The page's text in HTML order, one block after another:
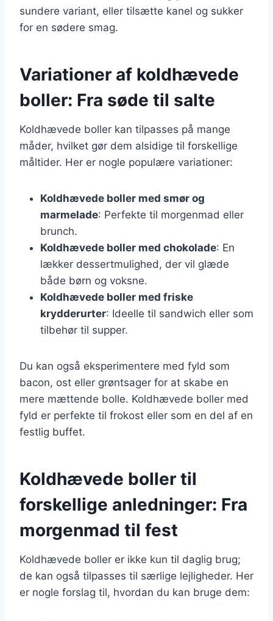
sundere variant, eller tilsætte kanel og sukker
for en sødere smag.
Variationer af koldhævede
boller: Fra søde til salte
Koldhævede boller kan tilpasses på mange
måder, hvilket gør dem alsidige til forskellige
måltider. Her er nogle populære variationer:
Koldhævede boller med smør og
marmelade: Perfekte til morgenmad eller
brunch.
Koldhævede boller med chokolade: En
lækker dessertmulighed, der vil glæde
både børn og voksne.
Koldhævede boller med friske
krydderurter: Ideelle til sandwich eller som
tilbehør til supper.
Du kan også eksperimentere med fyld som
bacon, ost eller grøntsager for at skabe en
mere mættende bolle. Koldhævede boller med
fyld er perfekte til frokost eller som en del af en
festlig buffet.
Koldhævede boller til
forskellige anledninger: Fra
morgenmad til fest
Koldhævede boller er ikke kun til daglig brug;
de kan også tilpasses til særlige lejligheder. Her
er nogle forslag til, hvordan du kan bruge dem: